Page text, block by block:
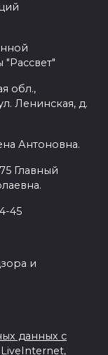
"Рассвет"
обл.,
Ленинская, д.
Антоновна.
Главный
45
и
данных с